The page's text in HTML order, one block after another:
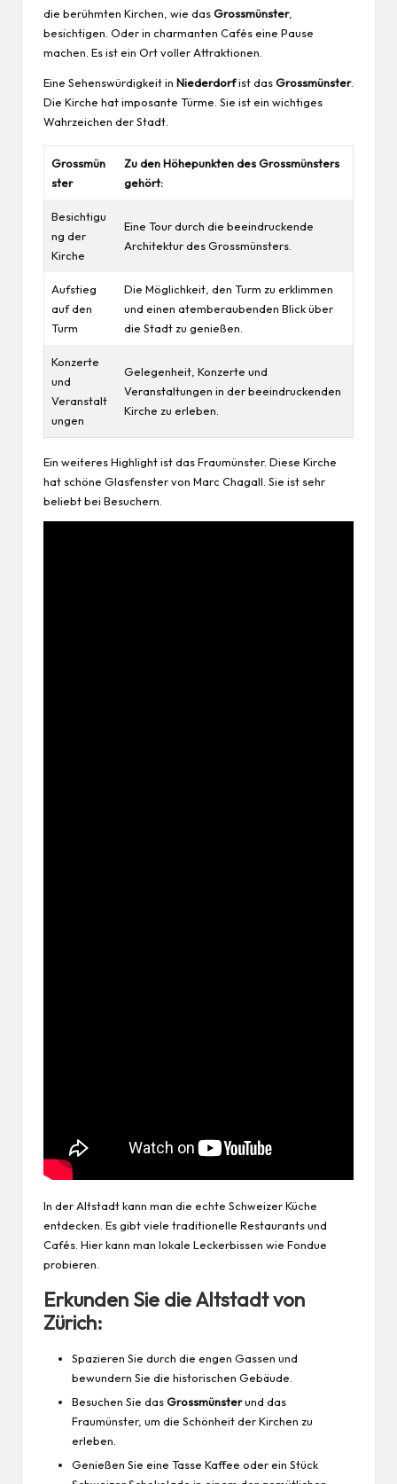
die berühmten Kirchen, wie dasGrossmünster,
besichtigen. Oder in charmanten Cafés eine Pause
machen. Es ist ein Ort voller Attraktionen.
Eine Sehenswürdigkeit in Niederdorfist dasGrossmünster.
Die Kirche hat imposante Türme. Sie ist ein wichtiges
Wahrzeichen der Stadt.
Grossmün
ster
Zu den Höhepunkten des Grossmünsters
gehört:
Besichtigu
ng der
Kirche
Eine Tour durch die beeindruckende
Architektur des Grossmünsters.
Aufstieg
auf den
Turm
Die Möglichkeit, den Turm zu erklimmen
und einen atemberaubenden Blick über
die Stadt zu genießen.
Konzerte
und
Veranstalt
ungen
Gelegenheit, Konzerte und
Veranstaltungen in der beeindruckenden
Kirche zu erleben.
Ein weiteres Highlight ist das Fraumünster. Diese Kirche
hat schöne Glasfenster von Marc Chagall. Sie ist sehr
beliebt bei Besuchern.
In der Altstadt kann man die echte Schweizer Küche
entdecken. Es gibt viele traditionelle Restaurants und
Cafés. Hier kann man lokale Leckerbissen wie Fondue
probieren.
Erkunden Sie die Altstadt von
Zürich:
Spazieren Sie durch die engen Gassen und
bewundern Sie die historischen Gebäude.
Besuchen Sie dasGrossmünsterund das
Fraumünster, um die Schönheit der Kirchen zu
erleben.
Genießen Sie eine Tasse Kaffee oder ein Stück